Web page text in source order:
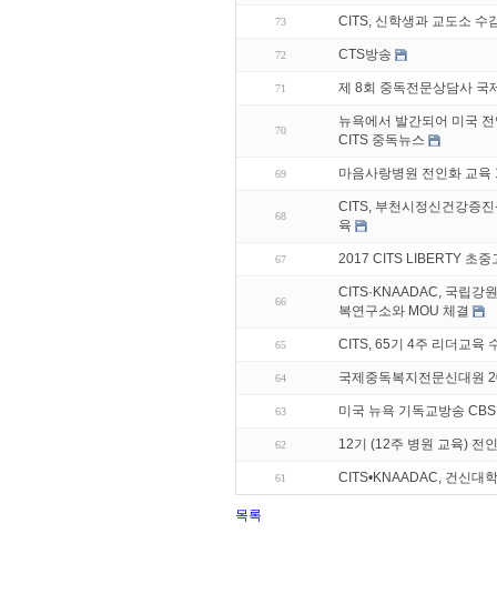
73 CITS, 신학생과 교도소 수
72 CTS방송
71 제 8회 중독전문상담사 국
70
뉴욕에서 발간되어 미국
CITS 중독뉴스
69 마음사랑병원 전인화 교육
68
CITS, 부천시정신건강증
육
67 2017 CITS LIBERTY 초중
66
CITS·KNAADAC, 국립강
복연구소와 MOU 체결
65 CITS, 65기 4주 리더교육
64 국제중독복지전문신대원
63 미국 뉴욕 기독교방송
62 12기 (12주 병원 교육) 전
61 CITS•KNAADAC, 건신대
목록